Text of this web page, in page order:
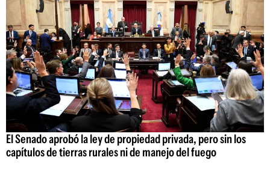
El Senado aprobó la ley de propiedad privada, pero sin los
capítulos de tierras rurales ni de manejo del fuego